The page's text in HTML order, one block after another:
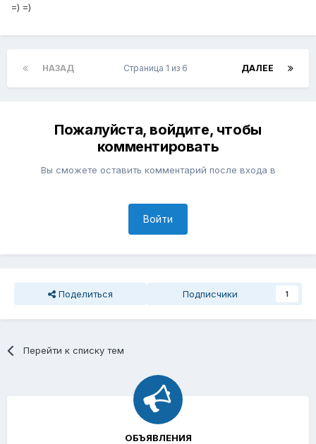
=) =)
НАЗАД ДАЛЕЕ
Страница 1 из 6
Пожалуйста, войдите, чтобы
комментировать
Вы сможете оставить комментарий после входа в
Войти
Поделиться Подписчики 1
Перейти к списку тем
ОБЪЯВЛЕНИЯ